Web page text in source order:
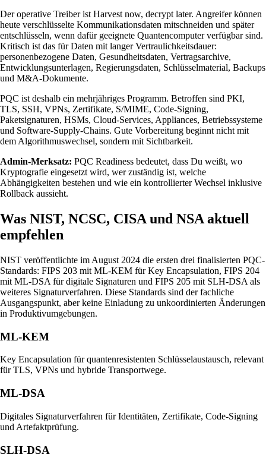
Der operative Treiber ist Harvest now, decrypt later. Angreifer können
heute verschlüsselte Kommunikationsdaten mitschneiden und später
entschlüsseln, wenn dafür geeignete Quantencomputer verfügbar sind.
Kritisch ist das für Daten mit langer Vertraulichkeitsdauer:
personenbezogene Daten, Gesundheitsdaten, Vertragsarchive,
Entwicklungsunterlagen, Regierungsdaten, Schlüsselmaterial, Backups
und M&A-Dokumente.
PQC ist deshalb ein mehrjähriges Programm. Betroffen sind PKI,
TLS, SSH, VPNs, Zertifikate, S/MIME, Code-Signing,
Paketsignaturen, HSMs, Cloud-Services, Appliances, Betriebssysteme
und Software-Supply-Chains. Gute Vorbereitung beginnt nicht mit
dem Algorithmuswechsel, sondern mit Sichtbarkeit.
Admin-Merksatz: PQC Readiness bedeutet, dass Du weißt, wo
Kryptografie eingesetzt wird, wer zuständig ist, welche
Abhängigkeiten bestehen und wie ein kontrollierter Wechsel inklusive
Rollback aussieht.
Was NIST, NCSC, CISA und NSA aktuell
empfehlen
NIST veröffentlichte im August 2024 die ersten drei finalisierten PQC-
Standards: FIPS 203 mit ML-KEM für Key Encapsulation, FIPS 204
mit ML-DSA für digitale Signaturen und FIPS 205 mit SLH-DSA als
weiteres Signaturverfahren. Diese Standards sind der fachliche
Ausgangspunkt, aber keine Einladung zu unkoordinierten Änderungen
in Produktivumgebungen.
ML-KEM
Key Encapsulation für quantenresistenten Schlüsselaustausch, relevant
für TLS, VPNs und hybride Transportwege.
ML-DSA
Digitales Signaturverfahren für Identitäten, Zertifikate, Code-Signing
und Artefaktprüfung.
SLH-DSA